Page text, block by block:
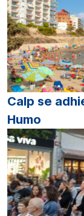
Calp se
Humo